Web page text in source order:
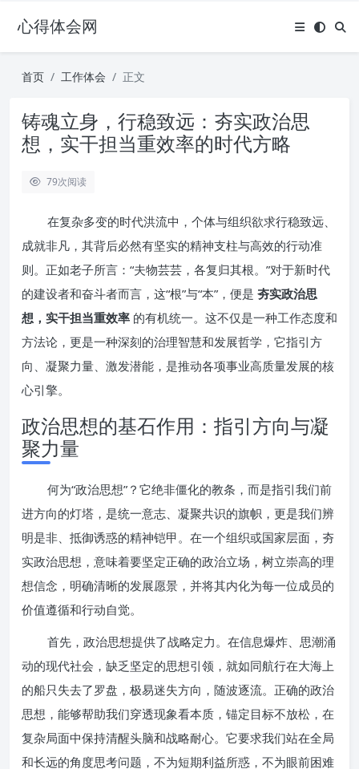
心得体会网
首页 工作体会 正文
铸魂立身，行稳致远：夯实政治思
想，实干担当重效率的时代方略
79次阅读
在复杂多变的时代洪流中，个体与组织欲求行稳致远、
成就非凡，其背后必然有坚实的精神支柱与高效的行动准
则。正如老子所言：“夫物芸芸，各复归其根。”对于新时代
的建设者和奋斗者而言，这“根”与“本”，便是 夯实政治思
想，实干担当重效率 的有机统一。这不仅是一种工作态度和
方法论，更是一种深刻的治理智慧和发展哲学，它指引方
向、凝聚力量、激发潜能，是推动各项事业高质量发展的核
心引擎。
政治思想的基石作用：指引方向与凝
聚力量
何为“政治思想”？它绝非僵化的教条，而是指引我们前
进方向的灯塔，是统一意志、凝聚共识的旗帜，更是我们辨
明是非、抵御诱惑的精神铠甲。在一个组织或国家层面，夯
实政治思想，意味着要坚定正确的政治立场，树立崇高的理
想信念，明确清晰的发展愿景，并将其内化为每一位成员的
价值遵循和行动自觉。
首先，政治思想提供了战略定力。在信息爆炸、思潮涌
动的现代社会，缺乏坚定的思想引领，就如同航行在大海上
的船只失去了罗盘，极易迷失方向，随波逐流。正确的政治
思想，能够帮助我们穿透现象看本质，锚定目标不放松，在
复杂局面中保持清醒头脑和战略耐心。它要求我们站在全局
和长远的角度思考问题，不为短期利益所惑，不为眼前困难